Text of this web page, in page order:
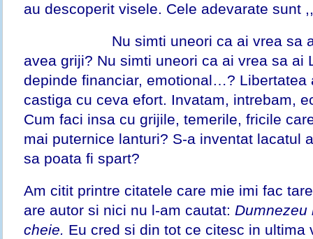
au descoperit visele. Cele adevarate sunt
Nu simti uneori ca ai vrea sa ai
avea griji? Nu simti uneori ca ai vrea sa ai
depinde financiar, emotional…? Libertatea
castiga cu ceva efort. Invatam, intrebam,
Cum faci insa cu grijile, temerile, fricile
mai puternice lanturi? S-a inventat lacatul
sa poata fi spart?
Am citit printre citatele care mie imi fac
are autor si nici nu l-am cautat: Dumnezeu
cheie. Eu cred si din tot ce citesc in ultima